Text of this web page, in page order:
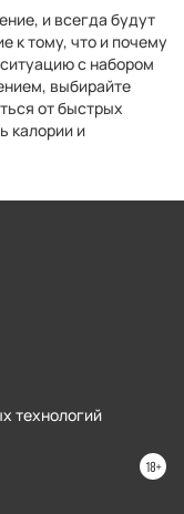
и всегда будут
к тому, что и почему
с набором
выбирайте
от быстрых
калории и
технологий